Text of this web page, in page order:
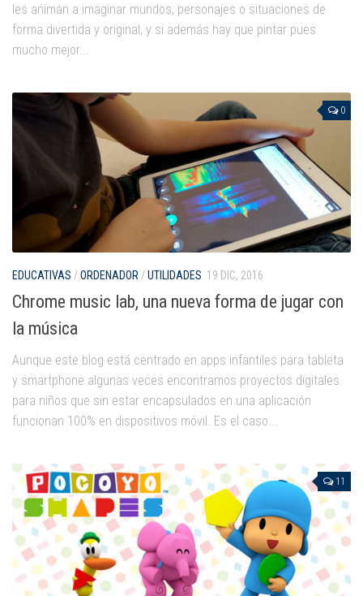
les animan a imaginar mundos, personajes o situaciones de
forma divertida y original, y si además hay que pintar pues
mucho mejor...
0
EDUCATIVAS /ORDENADOR /UTILIDADES 19 DIC, 2016
Chrome music lab, una nueva forma de jugar con
la música
Aunque este blog está centrado en apps infantiles para tableta
y smartphone algunas veces encontramos proyectos digitales
para niños que sin estar encapsulados en una aplicación
funcionan 100% en dispositivos móvil. Es el caso...
11